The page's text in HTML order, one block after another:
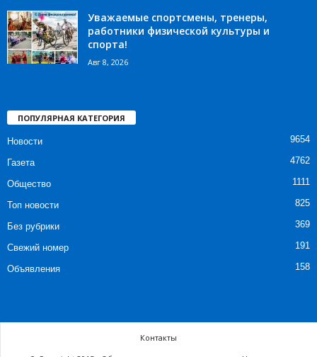
Уважаемые спортсмены, тренеры,
работники физической культуры и
спорта!
Авг 8, 2026
ПОПУЛЯРНАЯ КАТЕГОРИЯ
Новости 9654
Газета 4762
Общество 1111
Топ новости 825
Без рубрики 369
Свежий номер 191
Объявления 158
Контакты